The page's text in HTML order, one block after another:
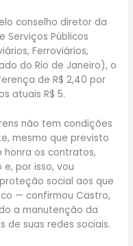
conselho diretor da
Serviços Públicos
Ferroviários,
do Rio de Janeiro), o
de R$ 2,40 por
atuais R$ 5.
não tem condições
mesmo que previsto
honra os contratos,
por isso, vou
social aos que
— confirmou Castro,
a manutenção da
de suas redes sociais.